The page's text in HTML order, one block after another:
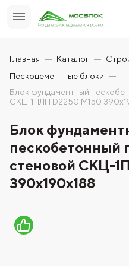
Главная Каталог
Пескоцементные блоки
Блок фундаментный
СКЦ-1ПЛП D2250 М150
Блок
пескобетонный
стеновой СКЦ-
390x190x188